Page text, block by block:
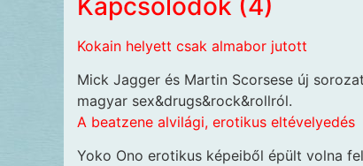
Kokain helyett csak almabor jutott
Mick Jagger és Martin Scorsese új
magyar sex&drugs&rock&rollról.
A beatzene alvilági, erotikus eltévelyedés
Yoko Ono erotikus képeiből épült volna